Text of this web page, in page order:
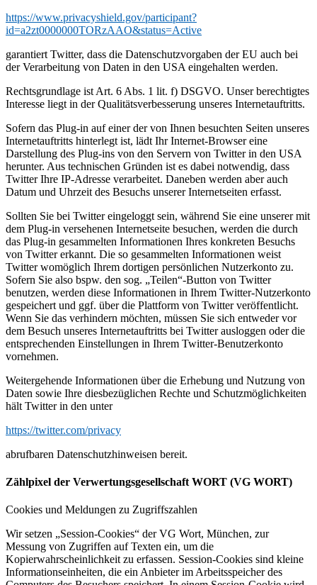
https://www.privacyshield.gov/participant?
id=a2zt0000000TORzAAO&status=Active
garantiert Twitter, dass die Datenschutzvorgaben der EU auch bei
der Verarbeitung von Daten in den USA eingehalten werden.
Rechtsgrundlage ist Art. 6 Abs. 1 lit. f) DSGVO. Unser berechtigtes
Interesse liegt in der Qualitätsverbesserung unseres Internetauftritts.
Sofern das Plug-in auf einer der von Ihnen besuchten Seiten unseres
Internetauftritts hinterlegt ist, lädt Ihr Internet-Browser eine
Darstellung des Plug-ins von den Servern von Twitter in den USA
herunter. Aus technischen Gründen ist es dabei notwendig, dass
Twitter Ihre IP-Adresse verarbeitet. Daneben werden aber auch
Datum und Uhrzeit des Besuchs unserer Internetseiten erfasst.
Sollten Sie bei Twitter eingeloggt sein, während Sie eine unserer mit
dem Plug-in versehenen Internetseite besuchen, werden die durch
das Plug-in gesammelten Informationen Ihres konkreten Besuchs
von Twitter erkannt. Die so gesammelten Informationen weist
Twitter womöglich Ihrem dortigen persönlichen Nutzerkonto zu.
Sofern Sie also bspw. den sog. „Teilen“-Button von Twitter
benutzen, werden diese Informationen in Ihrem Twitter-Nutzerkonto
gespeichert und ggf. über die Plattform von Twitter veröffentlicht.
Wenn Sie das verhindern möchten, müssen Sie sich entweder vor
dem Besuch unseres Internetauftritts bei Twitter ausloggen oder die
entsprechenden Einstellungen in Ihrem Twitter-Benutzerkonto
vornehmen.
Weitergehende Informationen über die Erhebung und Nutzung von
Daten sowie Ihre diesbezüglichen Rechte und Schutzmöglichkeiten
hält Twitter in den unter
https://twitter.com/privacy
abrufbaren Datenschutzhinweisen bereit.
Zählpixel der Verwertungsgesellschaft WORT (VG WORT)
Cookies und Meldungen zu Zugriffszahlen
Wir setzen „Session-Cookies“ der VG Wort, München, zur
Messung von Zugriffen auf Texten ein, um die
Kopierwahrscheinlichkeit zu erfassen. Session-Cookies sind kleine
Informationseinheiten, die ein Anbieter im Arbeitsspeicher des